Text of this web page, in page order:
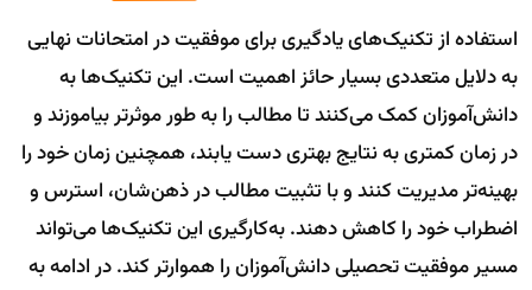
استفاده از تکنیک‌های یادگیری برای موفقیت در امتحانات نهایی
به دلایل متعددی بسیار حائز اهمیت است. این تکنیک‌ها به
دانش‌آموزان کمک می‌کنند تا مطالب را به طور موثرتر بیاموزند و
در زمان کمتری به نتایج بهتری دست یابند، همچنین زمان خود را
بهینه‌تر مدیریت کنند و با تثبیت مطالب در ذهن‌شان، استرس و
اضطراب خود را کاهش دهند. به‌کارگیری این تکنیک‌ها می‌تواند
مسیر موفقیت تحصیلی دانش‌آموزان را هموارتر کند. در ادامه به